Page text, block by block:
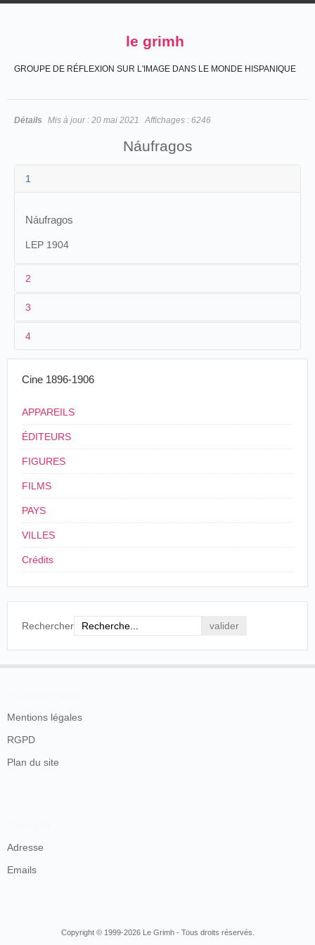
le grimh
GROUPE DE RÉFLEXION SUR L'IMAGE DANS LE MONDE HISPANIQUE
Détails Mis à jour : 20 mai 2021 Affichages : 6246
Náufragos
1
Náufragos
LEP 1904
2
1
2
3
05/1902
20 m
4
Chili
3
4
Cine 1896-1906
APPAREILS
ÉDITEURS
FIGURES
FILMS
PAYS
VILLES
Crédits
Rechercher
Mentions légales
RGPD
Plan du site
Adresse
Emails
Copyright © 1999-2026 Le Grimh - Tous droits réservés.